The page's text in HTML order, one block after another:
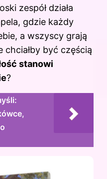
zespół działa
gdzie każdy
a wszyscy grają
chciałby być częścią
stanowi
?